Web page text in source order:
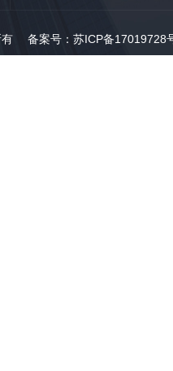
有 备案号： 苏ICP备17019728